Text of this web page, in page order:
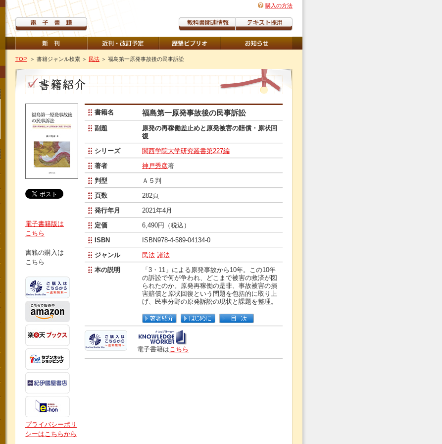
購入の方法
TOP ＞ 書籍ジャンル検索 ＞ 民法 ＞ 福島第一原発事故後の民事訴訟
電子書籍版は
こちら
書籍の購入は
こちら
プライバシーポリ
シーはこちらから
書籍名 福島第一原発事故後の民事訴訟
副題
原発の再稼働差止めと原発被害の賠償・原状回
復
シリーズ
関西学院大学研究叢書第227編
著者
神戸秀彦著
判型
Ａ５判
頁数
282頁
発行年月
2021年4月
定価
6,490円（税込）
ISBN
ISBN978-4-589-04134-0
ジャンル
民法 諸法
本の説明
「3・11」による原発事故から10年。この10年
の訴訟で何が争われ、どこまで被害の救済が図
られたのか。原発再稼働の是非、事故被害の損
害賠償と原状回復という問題を包括的に取り上
げ、民事分野の原発訴訟の現状と課題を整理。
電子書籍はこちら